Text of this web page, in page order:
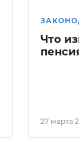
Что
27 марта